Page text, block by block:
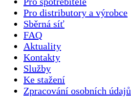
Pro distributory a výrobce
Sběrná síť
FAQ
Aktuality
Kontakty
Služby
Ke stažení
Zpracování osobních údajů